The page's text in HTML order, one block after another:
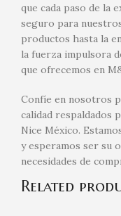
que cada paso de la
seguro para
productos hasta la
la fuerza impulsora
que ofrecemos en
Confíe en nosotros
calidad respaldados
Nice México.
y esperamos ser su
necesidades de
Related